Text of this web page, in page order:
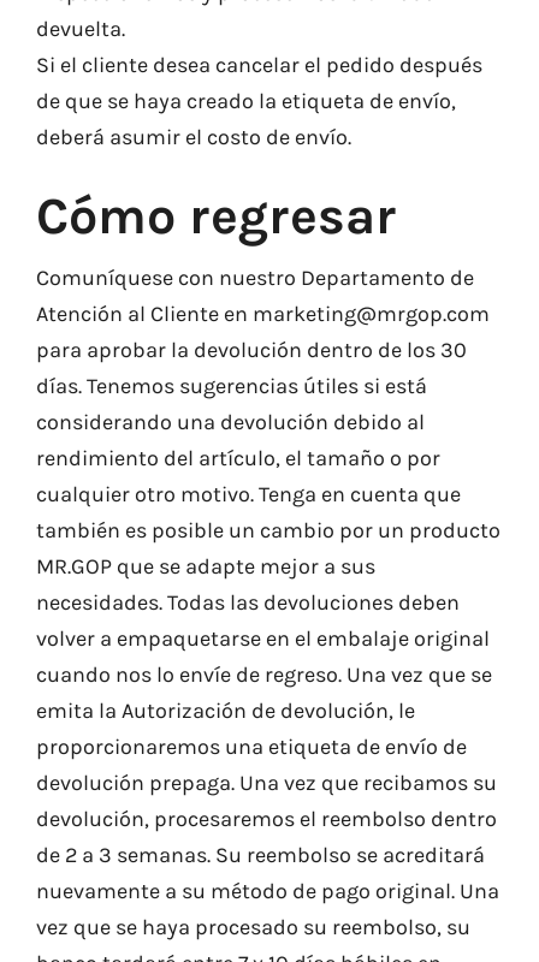
devuelta.
Si el cliente desea cancelar el pedido después
de que se haya creado la etiqueta de envío,
deberá asumir el costo de envío.
Cómo regresar
Comuníquese con nuestro Departamento de
Atención al Cliente en marketing@mrgop.com
para aprobar la devolución dentro de los 30
días. Tenemos sugerencias útiles si está
considerando una devolución debido al
rendimiento del artículo, el tamaño o por
cualquier otro motivo. Tenga en cuenta que
también es posible un cambio por un producto
MR.GOP que se adapte mejor a sus
necesidades. Todas las devoluciones deben
volver a empaquetarse en el embalaje original
cuando nos lo envíe de regreso. Una vez que se
emita la Autorización de devolución, le
proporcionaremos una etiqueta de envío de
devolución prepaga. Una vez que recibamos su
devolución, procesaremos el reembolso dentro
de 2 a 3 semanas. Su reembolso se acreditará
nuevamente a su método de pago original. Una
vez que se haya procesado su reembolso, su